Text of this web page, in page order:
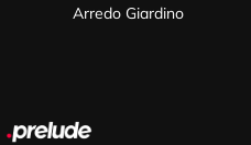
Arredo Giardino